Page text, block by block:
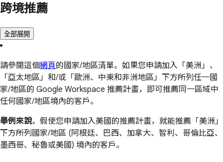
跨境推薦
全部展開
請參閱這個網頁的國家/地區清單。如果您申請加入「美洲」、
「亞太地區」和/或「歐洲、中東和非洲地區」下方所列任一國
家/地區的 Google Workspace 推薦計畫，即可推薦同一區域中
任何國家/地區境內的客戶。
舉例來說，假使您申請加入美國的推薦計畫，就能推薦「美洲」
下方所列國家/地區 (阿根廷、巴西、加拿大、智利、哥倫比亞、
墨西哥、秘魯或美國) 境內的客戶。